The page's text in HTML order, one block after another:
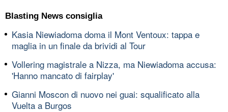
Blasting News consiglia
Kasia Niewiadoma doma il Mont Ventoux: tappa e
maglia in un finale da brividi al Tour
Vollering magistrale a Nizza, ma Niewiadoma accusa:
'Hanno mancato di fairplay'
Gianni Moscon di nuovo nei guai: squalificato alla
Vuelta a Burgos